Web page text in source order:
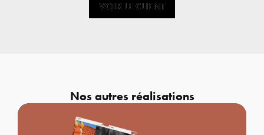
VOIR LE CLIENT
VOIR LE CLIENT
Nos autres réalisations